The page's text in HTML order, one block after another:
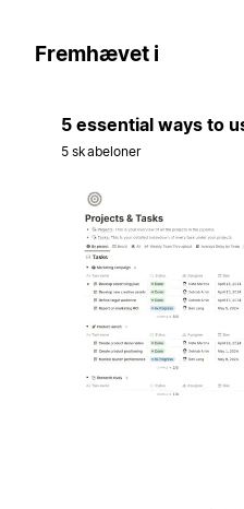
Fremhævet i
5 essential ways to
5 skabeloner